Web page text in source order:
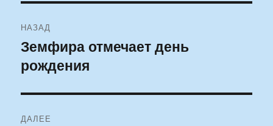
по
записям
НАЗАД
Предыдущая
запись:
Земфира отмечает день
рождения
ДАЛЕЕ